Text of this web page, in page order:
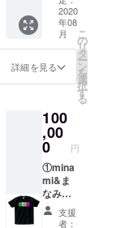
す。 （注４）飲
食代とは、HOT
コロッケでお願
いしている飲食
日やライブに
よっても異なり
白）2個
※クーポ
ン券の
使用期
限はプ
7月末日
フォー
マンス
チャー
ジや、
ハウス
チャー
ジの両
方に使
えま
チャー
ジクー
ポン券
③ HOT
コロッ
ケ20周
年限定
シャル
トート
バック
※クーポ
ン券の
使用期
限はプ
2021年
7月末日
2020
年08
月
詳細を見る
こ
の
リ
タ
ー
ン
を
選
択
す
る
100
,00
0 円
①mina
mi&ま
なみマ
ンより
お礼の
支援
者：